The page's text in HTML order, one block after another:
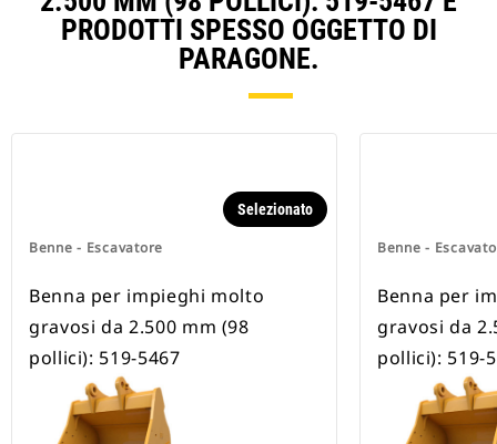
PRODOTTI SPESSO OGGETTO DI
PARAGONE.
Benne - Escavatore
Selezionato
Benna per impieghi molto
gravosi da 2.500 mm (98
pollici): 519-5467
Benne -
Benna per
gravosi da
pollici): 519-